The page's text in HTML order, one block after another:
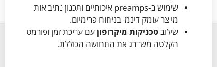
שימוש ב‑preamps איכותיים ותכנון נתיב אות
מייצר עומק דינמי בניחוח פרימיום.
שילובטכניקות מיקרופוןעם עריכת זמן ופורמט
הקלטה משדרג את התחושה הכוללת.